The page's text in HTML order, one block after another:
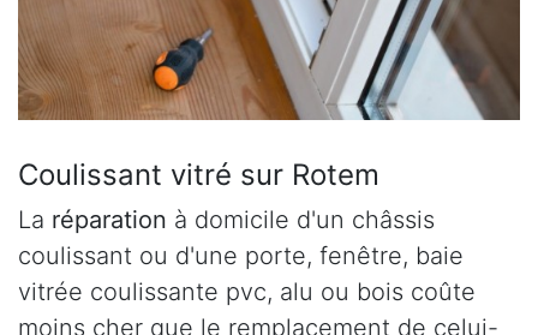
Coulissant vitré sur Rotem
La réparation à domicile d'un châssis
coulissant ou d'une porte, fenêtre, baie
vitrée coulissante pvc, alu ou bois coûte
moins cher que le remplacement de celui-